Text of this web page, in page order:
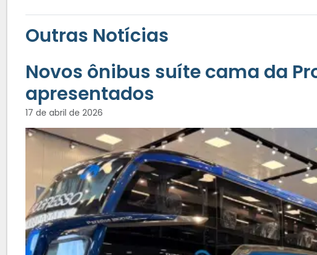
Outras Notícias
Novos ônibus suíte cama da
apresentados
17 de abril de 2026